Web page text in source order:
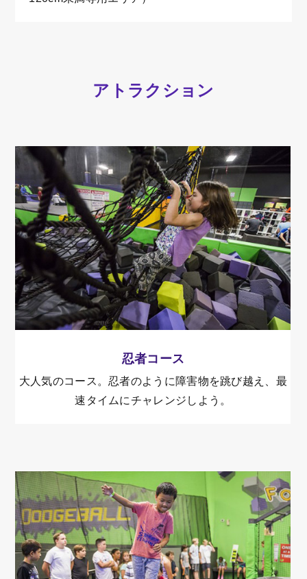
アトラクション
忍者コース
大人気のコース。忍者のように障害物を跳び越え、最
速タイムにチャレンジしよう。